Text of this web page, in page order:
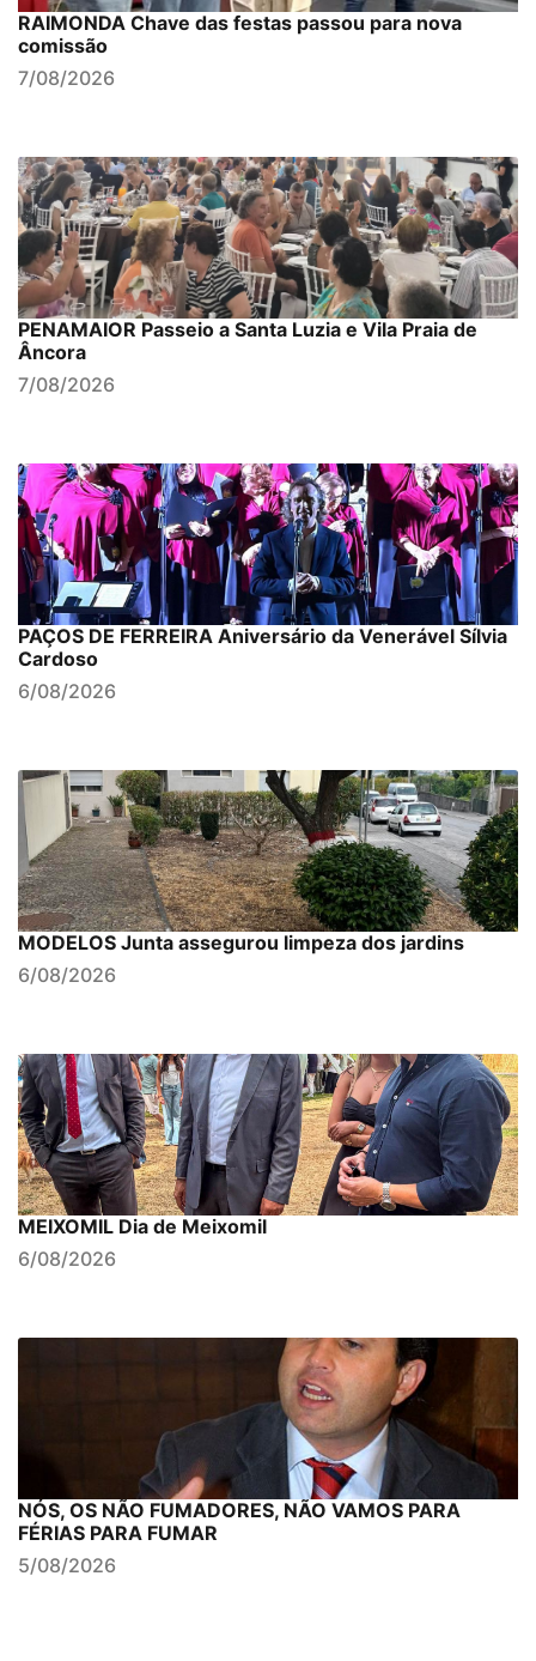
RAIMONDA Chave das festas passou para nova
comissão
7/08/2026
PENAMAIOR Passeio a Santa Luzia e Vila Praia de
Âncora
7/08/2026
PAÇOS DE FERREIRA Aniversário da Venerável Sílvia
Cardoso
6/08/2026
MODELOS Junta assegurou limpeza dos jardins
6/08/2026
MEIXOMIL Dia de Meixomil
6/08/2026
NÓS, OS NÃO FUMADORES, NÃO VAMOS PARA
FÉRIAS PARA FUMAR
5/08/2026